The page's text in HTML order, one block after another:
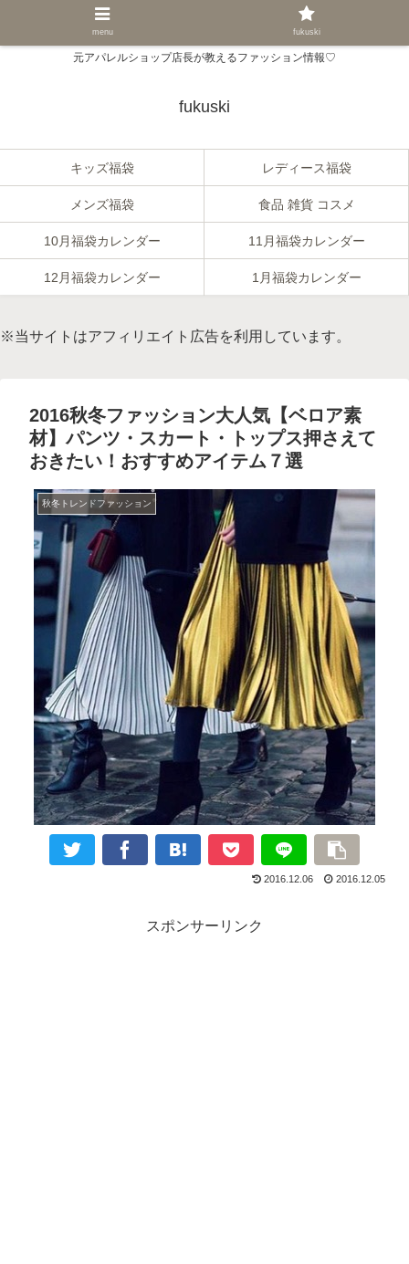
元アパレルショップ店長が教えるファッション情報♡
fukuski
キッズ福袋 レディース福袋
メンズ福袋 食品 雑貨 コスメ
10月福袋カレンダー 11月福袋カレンダー
12月福袋カレンダー 1月福袋カレンダー
※当サイトはアフィリエイト広告を利用しています。
2016秋冬ファッション大人気【ベロア素
材】パンツ・スカート・トップス押さえて
おきたい！おすすめアイテム７選
秋冬トレンドファッション
2016.12.06 2016.12.05
スポンサーリンク
menu fukuski